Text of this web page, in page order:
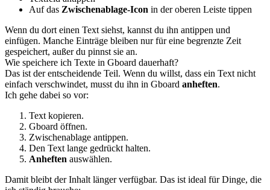
Auf das Zwischenablage-Icon in der oberen Leiste tippen
Wenn du dort einen Text siehst, kannst du ihn antippen und
einfügen. Manche Einträge bleiben nur für eine begrenzte Zeit
gespeichert, außer du pinnst sie an.
Wie speichere ich Texte in Gboard dauerhaft?
Das ist der entscheidende Teil. Wenn du willst, dass ein Text nicht
einfach verschwindet, musst du ihn in Gboard anheften.
Ich gehe dabei so vor:
Text kopieren.
Gboard öffnen.
Zwischenablage antippen.
Den Text lange gedrückt halten.
Anheften auswählen.
Damit bleibt der Inhalt länger verfügbar. Das ist ideal für Dinge, die